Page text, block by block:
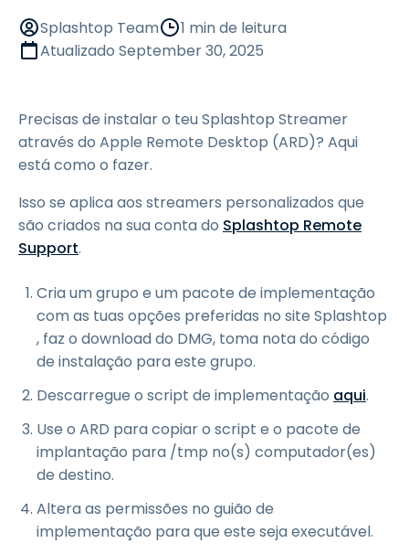
Splashtop Team
1 min de leitura
Atualizado September 30, 2025
Precisas de instalar o teu Splashtop Streamer
através do Apple Remote Desktop (ARD)? Aqui
está como o fazer.
Isso se aplica aos streamers personalizados que
são criados na sua conta do Splashtop Remote
Support.
Cria um grupo e um pacote de implementação
com as tuas opções preferidas no site Splashtop
, faz o download do DMG, toma nota do código
de instalação para este grupo.
Descarregue o script de implementação aqui.
Use o ARD para copiar o script e o pacote de
implantação para /tmp no(s) computador(es)
de destino.
Altera as permissões no guião de
implementação para que este seja executável.